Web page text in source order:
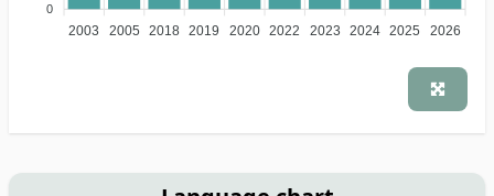
0
2003 2005 2018 2019 2020 2022 2023 2024 2025 2026